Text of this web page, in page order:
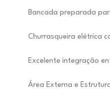
Bancada preparada
Churrasqueira elétrica
Excelente integração
Área Externa e